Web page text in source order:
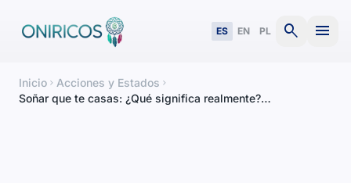
ES EN PL search menu
Inicio chevron_right Acciones y Estados chevron_right
Soñar que te casas: ¿Qué significa realmente?